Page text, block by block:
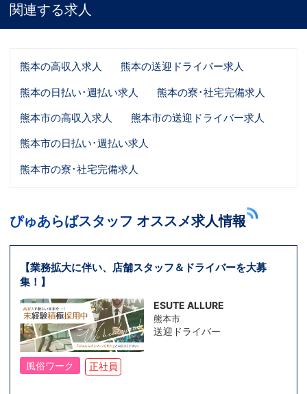
関連する求人
熊本の高収入求人
熊本の送迎ドライバー求人
熊本の日払い･週払い求人
熊本の寮･社宅完備求人
熊本市の高収入求人
熊本市の送迎ドライバー求人
熊本市の日払い･週払い求人
熊本市の寮･社宅完備求人
ぴゅあらばスタッフ オススメ求人情報
【業務拡大に伴い、店舗スタッフ＆ドライバーを大募
集！】
ESUTE ALLURE
熊本市
送迎ドライバー
風俗ワーク 正社員